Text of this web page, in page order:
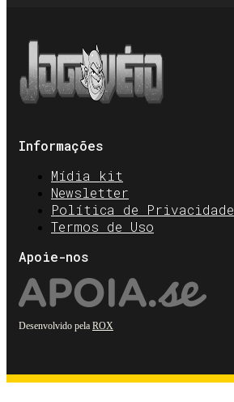
Informações
Mídia kit
Newsletter
Política de Privacidade
Termos de Uso
Apoie-nos
Desenvolvido pela ROX